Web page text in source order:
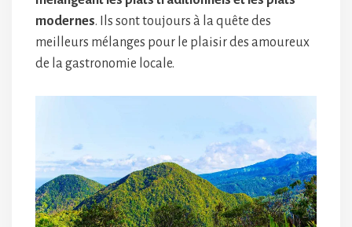
modernes. Ils sont toujours à la quête des
meilleurs mélanges pour le plaisir des amoureux
de la gastronomie locale.